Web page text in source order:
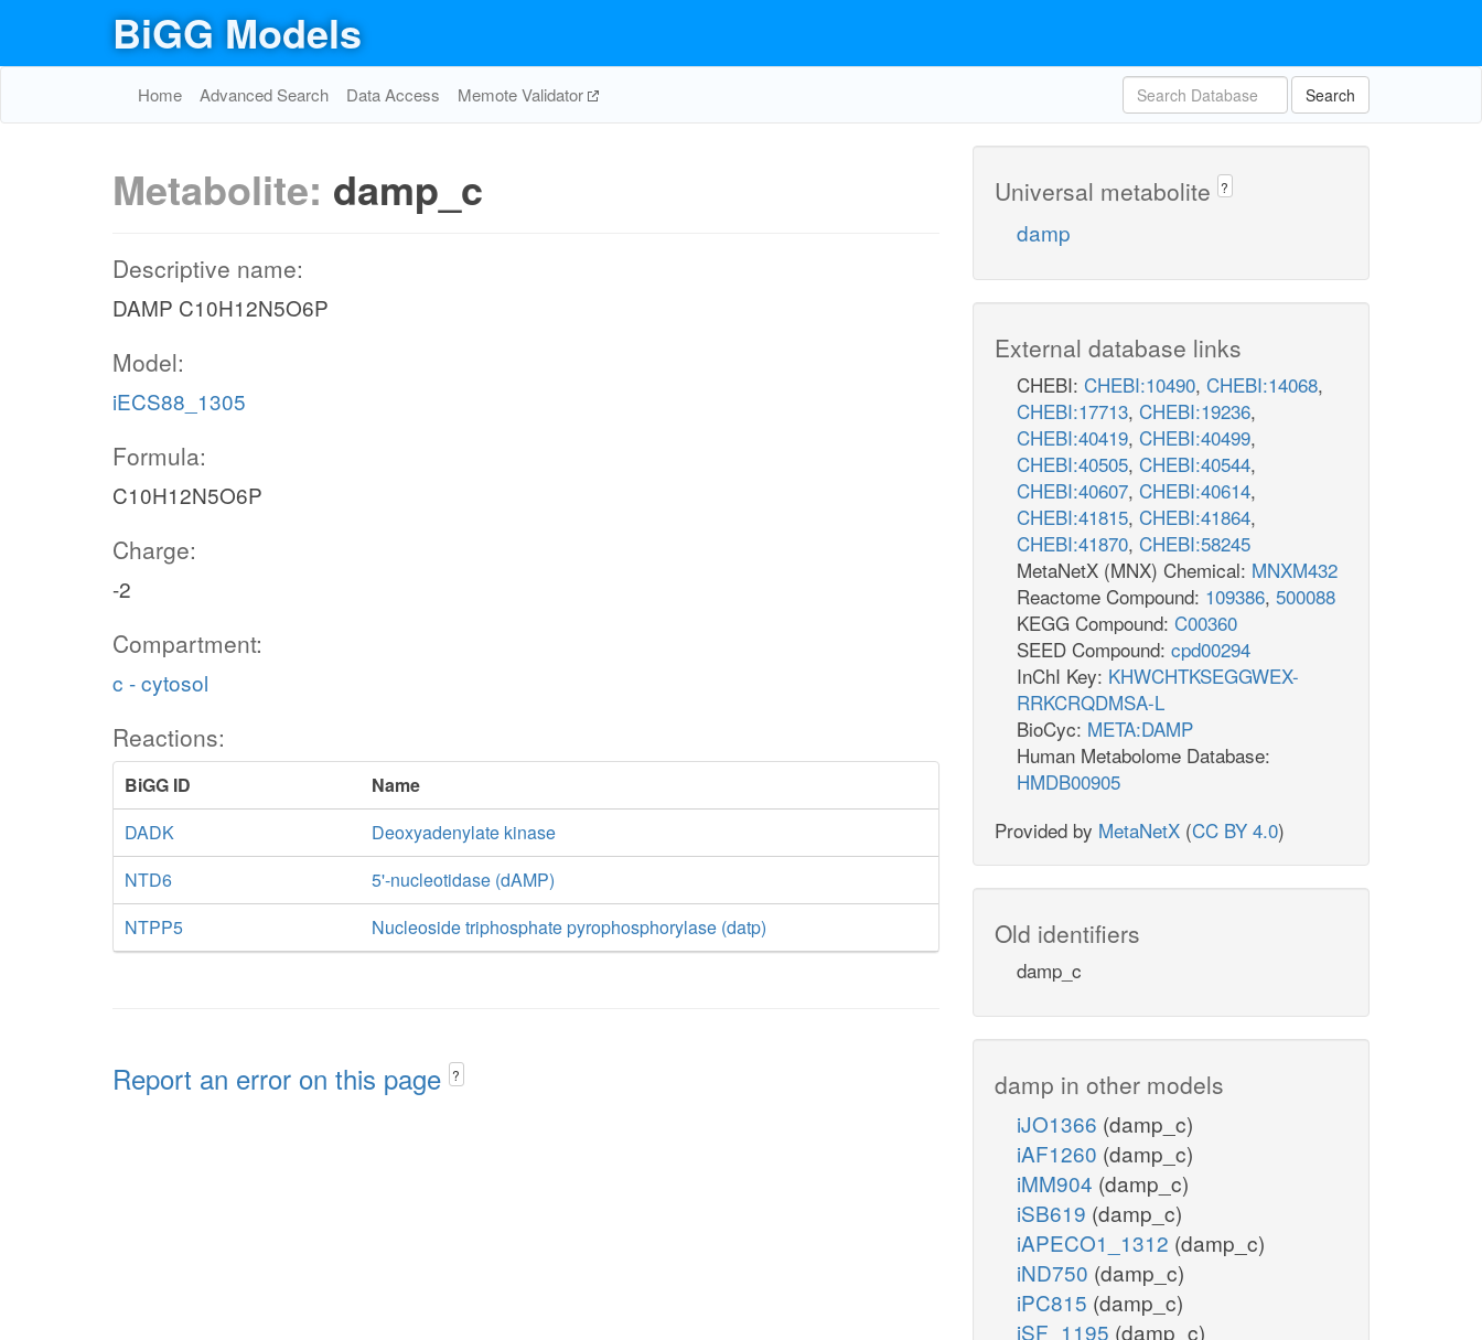
BiGG Models
Home Advanced Search Data Access Memote Validator Search
Metabolite: damp_c
Descriptive name:
DAMP C10H12N5O6P
Model:
iECS88_1305
Formula:
C10H12N5O6P
Charge:
-2
Compartment:
c - cytosol
Reactions:
BiGG ID
Name
DADK
Deoxyadenylate kinase
NTD6
5'-nucleotidase (dAMP)
NTPP5
Nucleoside triphosphate pyrophosphorylase (datp)
Report an error on this page ?
Universal metabolite ?
damp
External database links
CHEBI: CHEBI:10490, CHEBI:14068,
CHEBI:17713, CHEBI:19236,
CHEBI:40419, CHEBI:40499,
CHEBI:40505, CHEBI:40544,
CHEBI:40607, CHEBI:40614,
CHEBI:41815, CHEBI:41864,
CHEBI:41870, CHEBI:58245
MetaNetX (MNX) Chemical: MNXM432
Reactome Compound: 109386, 500088
KEGG Compound: C00360
SEED Compound: cpd00294
InChI Key: KHWCHTKSEGGWEX-
RRKCRQDMSA-L
BioCyc: META:DAMP
Human Metabolome Database:
HMDB00905
Provided by MetaNetX (CC BY 4.0)
Old identifiers
damp_c
damp in other models
iJO1366 (damp_c)
iAF1260 (damp_c)
iMM904 (damp_c)
iSB619 (damp_c)
iAPECO1_1312 (damp_c)
iND750 (damp_c)
iPC815 (damp_c)
iSF_1195 (damp_c)